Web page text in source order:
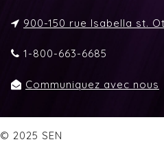
900-150 rue Isabella st.
1-800-663-6685
Communiquez avec nous
© 2025 SEN